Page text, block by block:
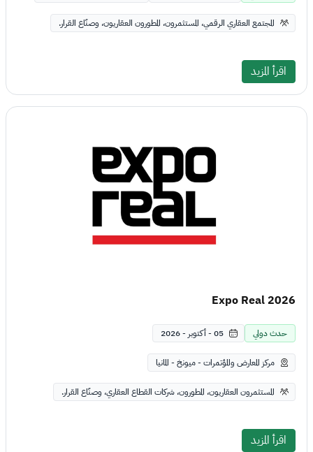
المجتمع العقاري الرقمي، المستثمرون، المطورون العقاريون، وصنّاع القرار.
اقرأ المزيد
Expo Real 2026
حدث دولي 05 - أكتوبر - 2026
مركز المعارض والمؤتمرات - ميونخ - المانيا
المستثمرون العقاريون، المطورون، شركات القطاع العقاري، وصنّاع القرار.
اقرأ المزيد